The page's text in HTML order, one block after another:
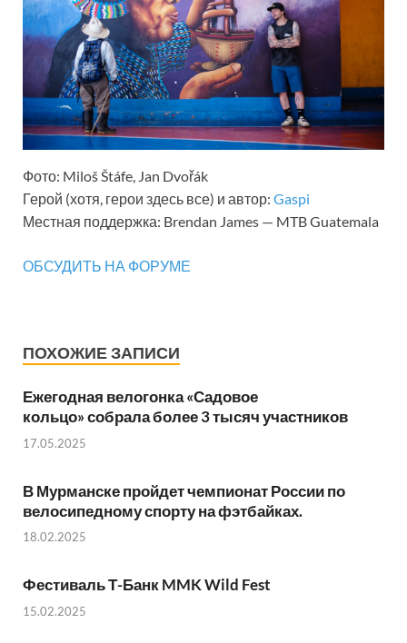
Фото: Miloš Štáfe, Jan Dvořák
Герой (хотя, герои здесь все) и автор: Gaspi
Местная поддержка: Brendan James — MTB Guatemala
ОБСУДИТЬ НА ФОРУМЕ
ПОХОЖИЕ ЗАПИСИ
Ежегодная велогонка «Садовое
кольцо» собрала более 3 тысяч участников
17.05.2025
В Мурманске пройдет чемпионат России по
велосипедному спорту на фэтбайках.
18.02.2025
Фестиваль Т-Банк MMK Wild Fest
15.02.2025